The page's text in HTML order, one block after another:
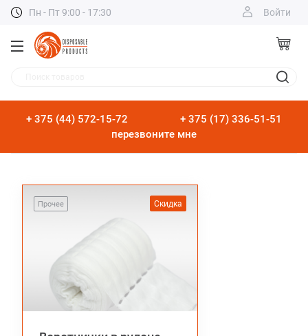
Пн - Пт 9:00 - 17:30 Войти
+ 375 (44) 572-15-72
+ 375 (17) 336-51-51
перезвоните мне
Прочее Скидка